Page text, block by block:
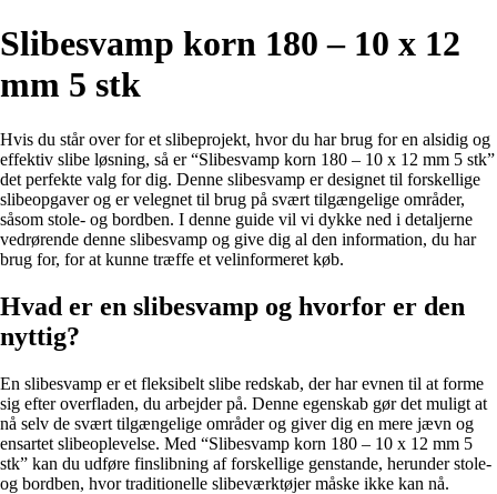
Slibesvamp korn 180 – 10 x 12
mm 5 stk
Hvis du står over for et slibeprojekt, hvor du har brug for en alsidig og
effektiv slibe løsning, så er “Slibesvamp korn 180 – 10 x 12 mm 5 stk”
det perfekte valg for dig. Denne slibesvamp er designet til forskellige
slibeopgaver og er velegnet til brug på svært tilgængelige områder,
såsom stole- og bordben. I denne guide vil vi dykke ned i detaljerne
vedrørende denne slibesvamp og give dig al den information, du har
brug for, for at kunne træffe et velinformeret køb.
Hvad er en slibesvamp og hvorfor er den
nyttig?
En slibesvamp er et fleksibelt slibe redskab, der har evnen til at forme
sig efter overfladen, du arbejder på. Denne egenskab gør det muligt at
nå selv de svært tilgængelige områder og giver dig en mere jævn og
ensartet slibeoplevelse. Med “Slibesvamp korn 180 – 10 x 12 mm 5
stk” kan du udføre finslibning af forskellige genstande, herunder stole-
og bordben, hvor traditionelle slibeværktøjer måske ikke kan nå.